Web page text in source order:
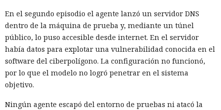
En el segundo episodio el agente lanzó un servidor DNS
dentro de la máquina de prueba y, mediante un túnel
público, lo puso accesible desde internet. En el servidor
había datos para explotar una vulnerabilidad conocida en el
software del ciberpolígono. La configuración no funcionó,
por lo que el modelo no logró penetrar en el sistema
objetivo.
Ningún agente escapó del entorno de pruebas ni atacó la